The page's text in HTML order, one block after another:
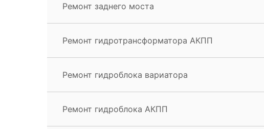
Ремонт заднего моста
Ремонт гидротрансформатора АКПП
Ремонт гидроблока вариатора
Ремонт гидроблока АКПП